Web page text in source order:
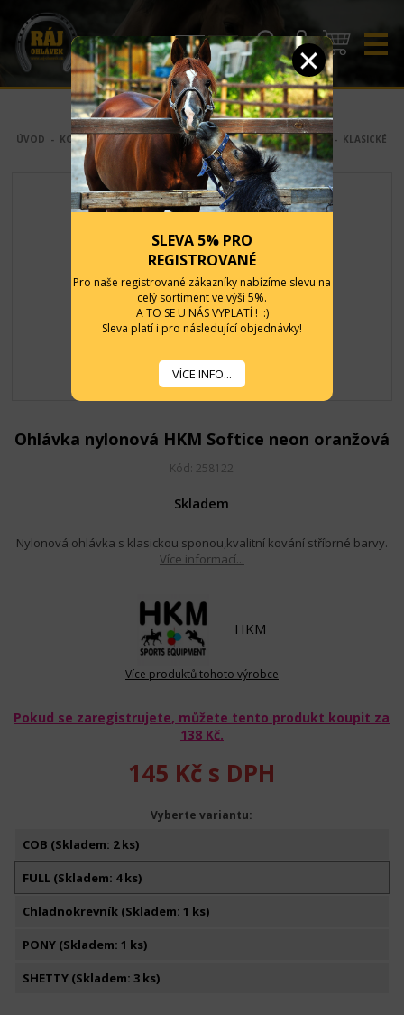
CZK EUR
ÚVOD - KONĚ -OHLÁVKY A VODÍTKA -OHLÁVKY -NYLONOVÉ - KLASICKÉ
Ohlávka nylonová HKM Softice neon oranžová
Kód: 258122
Skladem
Nylonová ohlávka s klasickou sponou,kvalitní kování stříbrné barvy.
Více informací...
HKM
Více produktů tohoto výrobce
Pokud se zaregistrujete, můžete tento produkt koupit za
138 Kč.
145 Kč s DPH
Vyberte variantu:
COB (Skladem: 2 ks)
FULL (Skladem: 4 ks)
Chladnokrevník (Skladem: 1 ks)
PONY (Skladem: 1 ks)
SHETTY (Skladem: 3 ks)
SLEVA 5% PRO
REGISTROVANÉ
Pro naše registrované zákazníky nabízíme slevu na
celý sortiment ve výši 5%.
A TO SE U NÁS VYPLATÍ ! :)
Sleva platí i pro následující objednávky!
VÍCE INFO...